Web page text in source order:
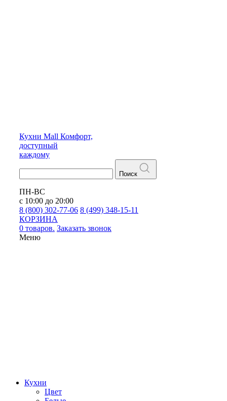
Кухни Mall Комфорт,
доступный
каждому
Поиск
ПН-ВС
с 10:00 до 20:00
8 (800) 302-77-06 8 (499) 348-15-11
КОРЗИНА
0 товаров. Заказать звонок
Меню
Кухни
Цвет